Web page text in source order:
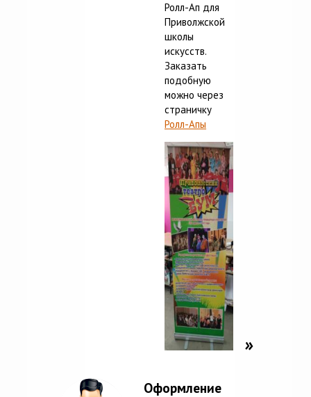
Ролл-Ап для
Приволжской
школы
искусств.
Заказать
подобную
можно через
страничку
Ролл-Апы
Оформление